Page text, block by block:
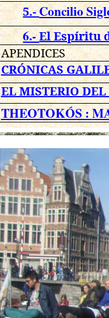
5.-Concilio
6.-El Espíritu
APENDICES
CRÓNICAS
EL MISTERIO DEL
THEOTOKÓS :